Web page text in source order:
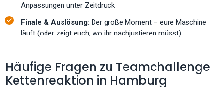
Anpassungen unter Zeitdruck
Finale & Auslösung:Der große Moment – eure Maschine
läuft (oder zeigt euch, wo ihr nachjustieren müsst)
Häufige Fragen zu Teamchallenge
Kettenreaktion in Hamburg